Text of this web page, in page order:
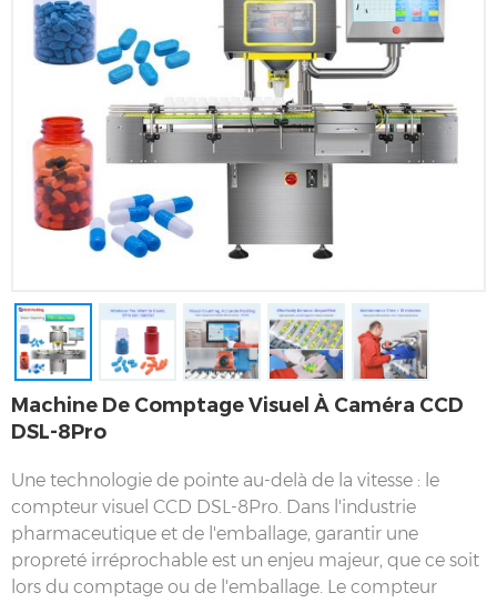
Machine De Comptage Visuel À Caméra CCD
DSL-8Pro
Une technologie de pointe au-delà de la vitesse : le
compteur visuel CCD DSL-8Pro. Dans l'industrie
pharmaceutique et de l'emballage, garantir une
propreté irréprochable est un enjeu majeur, que ce soit
lors du comptage ou de l'emballage. Le compteur